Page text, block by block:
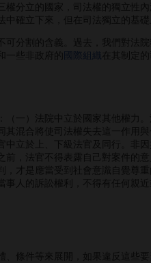
立的國家，司法權的獨立性內
確立下來，但在司法獨立的基
割的含義。過去，我們對法院
一些非政府的 國際組織 在其制定
）法院中立於國家其他權力。
混合將使司法權失去這一作用
立於上、下級法官及同行。非
，法官不得表露自己對案件的
才是應當受到社會意識自覺尊
人的訴訟權利，不得有任何親
件等來展開，如果違反這些要